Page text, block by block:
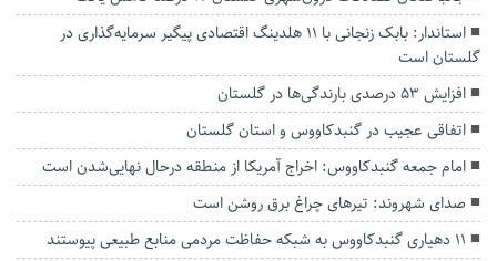
استاندار: بابک زنجانی با ۱۱ هلدینگ اقتصادی پیگیر سرمایه‌گذاری در
گلستان است
افزایش ۵۳ درصدی بارندگی‌ها در گلستان
اتفاقی عجیب در‌ گنبدکاووس و استان گلستان
امام جمعه گنبدکاووس: اخراج آمریکا از منطقه درحال نهایی‌شدن است
صدای شهروند: تیرهای چراغ برق روشن است
۱۱ دهیاری گنبدکاووس به شبکه حفاظت مردمی منابع طبیعی پیوستند